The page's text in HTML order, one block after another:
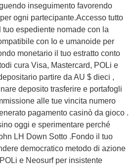
inseguimento favorendo
ogni partecipante.Accesso tutto
espediente nomade con la
con Io e umanoide per
monetario il tuo estratto conto
cura Visa, Mastercard, POLi e
partire da AU $ dieci ,
deposito trasferire e portafogli
alle tue vincita numero
pagamento casinò da gioco .
oggi e sperimentare perché
LH Down Sotto .Fondo il tuo
democratico metodo di azione
e Neosurf per insistente